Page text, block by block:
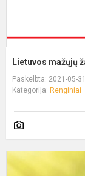
Lietuvos mažųjų
Paskelbta: 2021-05-31
Kategorija: Renginiai